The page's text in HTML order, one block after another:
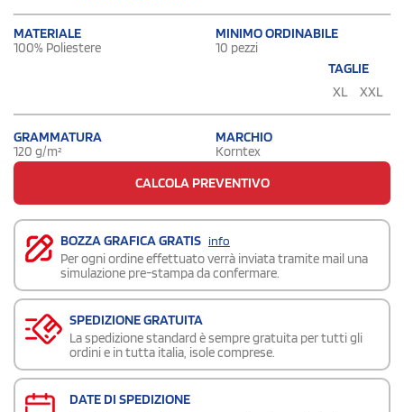
MATERIALE
100% Poliestere
MINIMO ORDINABILE
10 pezzi
TAGLIE
XL
XXL
GRAMMATURA
120 g/m²
MARCHIO
Korntex
CALCOLA PREVENTIVO
BOZZA GRAFICA GRATIS info
Per ogni ordine effettuato verrà inviata tramite mail una
simulazione pre-stampa da confermare.
SPEDIZIONE GRATUITA
La spedizione standard è sempre gratuita per tutti gli
ordini e in tutta italia, isole comprese.
DATE DI SPEDIZIONE